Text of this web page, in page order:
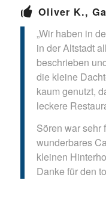
Oliver K.,
„Wir haben in
in der Altstadt
beschrieben
die kleine
kaum genutzt,
leckere
Sören war sehr
wunderbares
kleinen
Danke für den